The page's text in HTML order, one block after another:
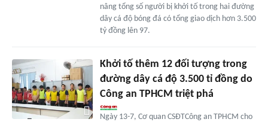
nâng tổng số người bị khởi tố trong hai đường
dây cá độ bóng đá có tổng giao dịch hơn 3.500
tỷ đồng lên 97.
Khởi tố thêm 12 đối tượng trong
đường dây cá độ 3.500 tỉ đồng do
Công an TPHCM triệt phá
Ngày 13-7, Cơ quan CSĐTCông an TPHCM cho